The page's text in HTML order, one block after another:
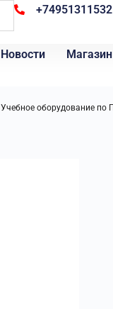
+74951311532
Новости Магазин
Учебное оборудование по